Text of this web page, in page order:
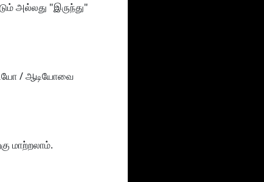
அல்லது "இருந்து"
/ ஆடியோவை
மாற்றலாம்.